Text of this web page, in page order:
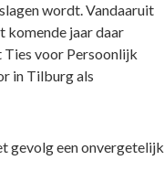
wordt. Vandaaruit
komende jaar daar
Ties voor Persoonlijk
in Tilburg als
gevolg een onvergetelijk